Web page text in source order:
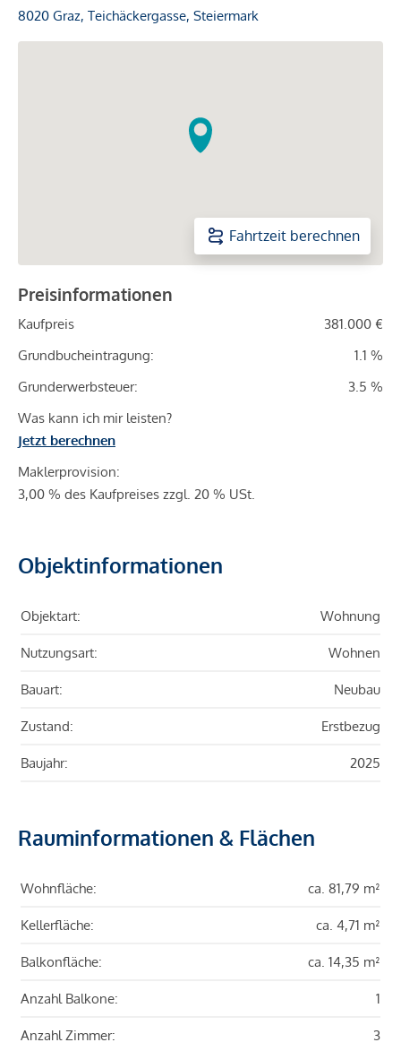
8020 Graz, Teichäckergasse, Steiermark
Fahrtzeit berechnen
Preisinformationen
Kaufpreis
381.000 €
Grundbucheintragung:
1.1 %
Grunderwerbsteuer:
3.5 %
Was kann ich mir leisten?
Jetzt berechnen
Maklerprovision:
3,00 % des Kaufpreises zzgl. 20 % USt.
Objektinformationen
Objektart: Wohnung
Nutzungsart: Wohnen
Bauart: Neubau
Zustand: Erstbezug
Baujahr: 2025
Rauminformationen & Flächen
Wohnfläche: ca. 81,79 m²
Kellerfläche: ca. 4,71 m²
Balkonfläche: ca. 14,35 m²
Anzahl Balkone: 1
Anzahl Zimmer: 3